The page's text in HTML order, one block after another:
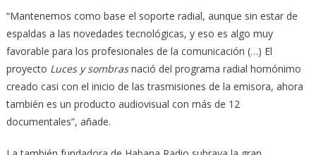
“Mantenemos como base el soporte radial, aunque sin estar de
espaldas a las novedades tecnológicas, y eso es algo muy
favorable para los profesionales de la comunicación (…) El
proyecto Luces y sombrasnació del programa radial homónimo
creado casi con el inicio de las trasmisiones de la emisora, ahora
también es un producto audiovisual con más de 12
documentales”, añade.